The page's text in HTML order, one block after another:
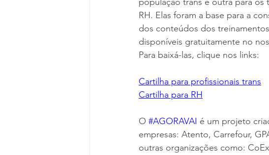
RH. Elas foram a base para a
dos conteúdos dos
disponíveis gratuitamente no
Para baixá-las, clique nos links:
Cartilha para profissionais trans
Cartilha para RH
O #AGORAVAI é um projeto
empresas: Atento, Carrefour,
outras organizações como: